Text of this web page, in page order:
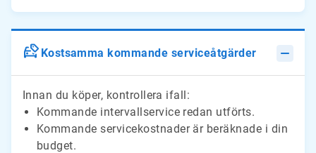
Kostsamma kommande serviceåtgärder
Innan du köper, kontrollera ifall:
Kommande intervallservice redan utförts.
Kommande servicekostnader är beräknade i din
budget.